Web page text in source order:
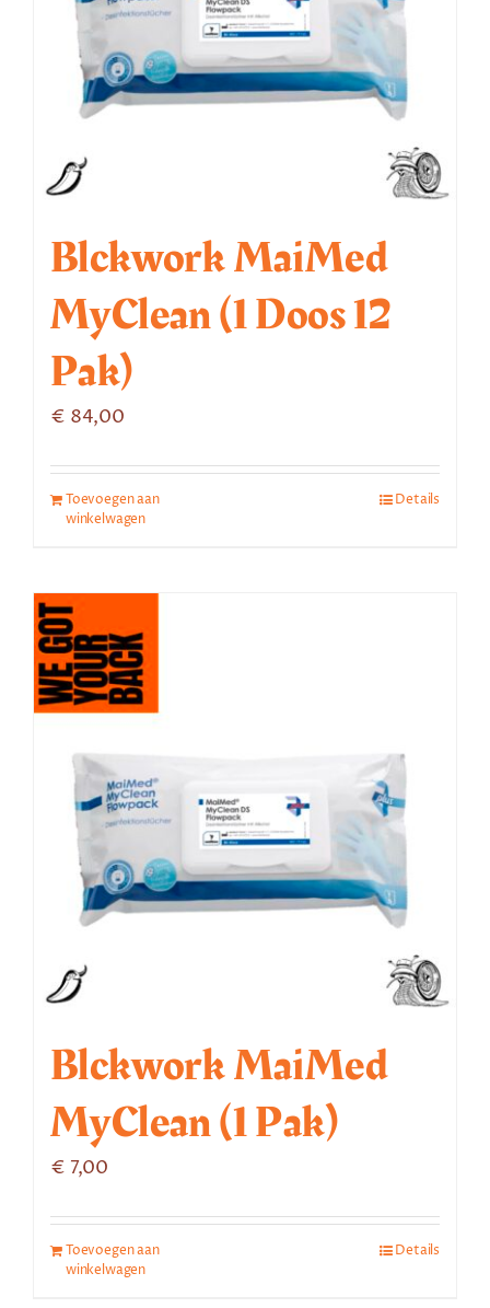
Blckwork MaiMed
MyClean (1 Doos 12
Pak)
€ 84,00
Toevoegen aan
winkelwagen
Details
Blckwork MaiMed
MyClean (1 Pak)
€ 7,00
Toevoegen aan
winkelwagen
Details